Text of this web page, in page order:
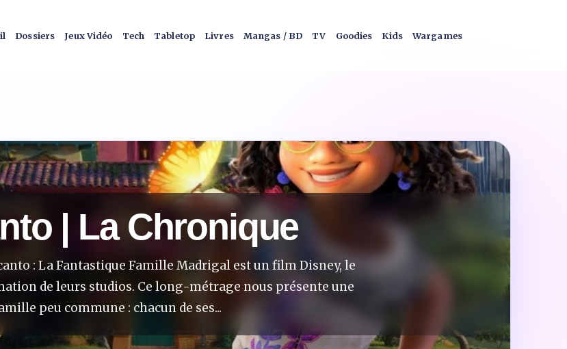
Dossiers Jeux Vidéo Tech Tabletop Livres Mangas / BD TV Goodies Kids Wargames
| La Chronique
: La Fantastique Famille Madrigal est un film Disney, le
de leurs studios. Ce long-métrage nous présente une
peu commune : chacun de ses...